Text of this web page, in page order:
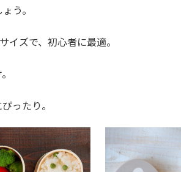
う。
イズで、初心者に最適。
ったり。